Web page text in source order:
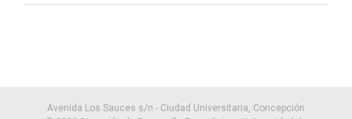
Avenida Los Sauces s/n - Ciudad Universitaria, Concepción